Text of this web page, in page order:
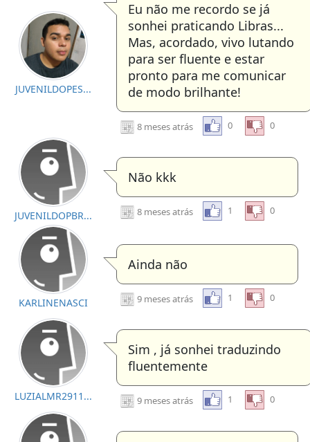
JUVENILDOPES...
Eu não me recordo se já
sonhei praticando Libras...
Mas, acordado, vivo lutando
para ser fluente e estar
pronto para me comunicar
de modo brilhante!
8 meses atrás 0 0
JUVENILDOPBR...
Não kkk
8 meses atrás 1 0
KARLINENASCI
Ainda não
9 meses atrás 1 0
LUZIALMR2911...
Sim , já sonhei traduzindo
fluentemente
9 meses atrás 1 0